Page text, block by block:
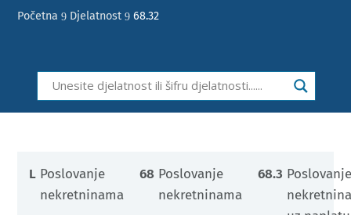
Početna 9 Djelatnost 9 68.32
L Poslovanje
nekretninama
68 Poslovanje
nekretninama
68.3